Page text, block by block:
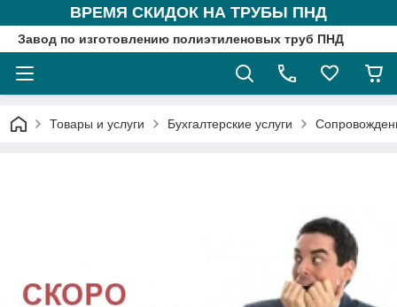
ВРЕМЯ СКИДОК НА ТРУБЫ ПНД
Завод по изготовлению полиэтиленовых труб ПНД
Товары и услуги Бухгалтерские услуги